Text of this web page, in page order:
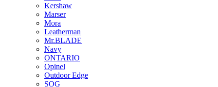
Kershaw
Marser
Mora
Leatherman
Mr.BLADE
Navy
ONTARIO
Opinel
Outdoor Edge
SOG